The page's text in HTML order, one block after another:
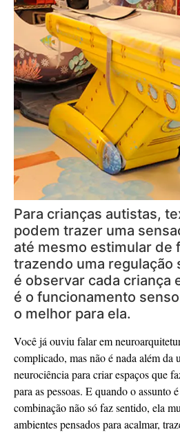
Para crianças autistas,
podem trazer uma
até mesmo estimular de
trazendo uma regulação
é observar cada criança
é o funcionamento
o melhor para ela.
Você já ouviu falar em
complicado, mas não é nada além da
neurociência para criar espaços que
para as pessoas. E quando o assunto
combinação não só faz sentido, ela
ambientes pensados para acalmar,